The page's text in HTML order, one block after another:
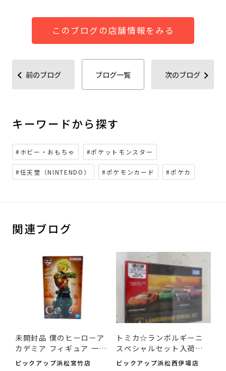
このブログの店舗情報をみる
前のブログ ブログ一覧 次のブログ
キーワードから探す
#ホビー・おもちゃ #ポケットモンスター
#任天堂（NINTENDO） #ポケモンカード #ポケカ
関連ブログ
未開封品 僕のヒーローア
カデミア フィギュア 一
番...
ピックアップ浜松宮竹店
トミカ☆ランボルギーニ
スペシャルセット入荷し
まし...
ピックアップ浜松西伊場店